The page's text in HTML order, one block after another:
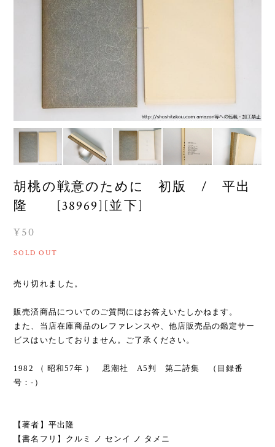
胡桃の戦意のために 初版 / 平出
隆 [38969][並下]
¥50
SOLD OUT
売り切れました。
販売済商品についてのご質問にはお答えいたしかねます。
また、当店在庫商品のレファレンスや、他店販売品の鑑定サー
ビスはいたしておりません。ご了承ください。
1982 （ 昭和57年 ） 思潮社 A5判 第二詩集 （目録番
号：-）
【著者】平出隆
【書名フリ】クルミ ノ センイ ノ タメニ